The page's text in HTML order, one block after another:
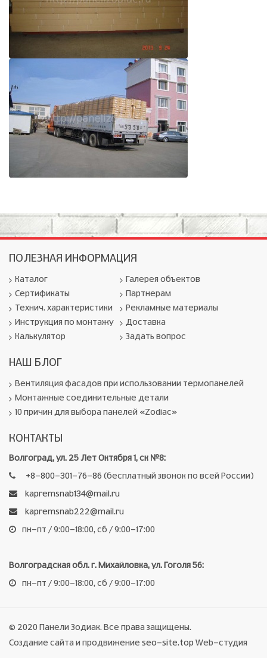
ПОЛЕЗНАЯ ИНФОРМАЦИЯ
Каталог
Сертификаты
Технич. характеристики
Инструкция по монтажу
Калькулятор
Галерея объектов
Партнерам
Рекламные материалы
Доставка
Задать вопрос
НАШ БЛОГ
Вентиляция фасадов при использовании термопанелей
Монтажные соединительные детали
10 причин для выбора панелей «Zodiac»
КОНТАКТЫ
Волгоград, ул. 25 Лет Октября 1, ск №8:
+8-800-301-76-86 (бесплатный звонок по всей России)
kapremsnab134@mail.ru
kapremsnab222@mail.ru
пн-пт / 9:00-18:00, сб / 9:00-17:00
Волгоградская обл. г. Михайловка, ул. Гоголя 56:
пн-пт / 9:00-18:00, сб / 9:00-17:00
© 2020 Панели Зодиак. Все права защищены.
Создание сайта и продвижение seo-site.top Web-студия